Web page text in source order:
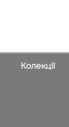
Колекції